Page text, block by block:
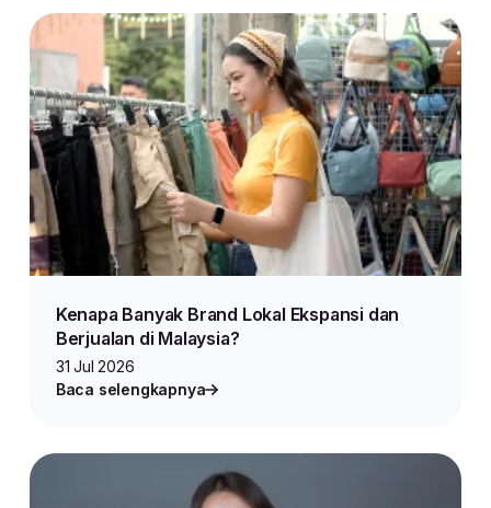
Kenapa Banyak Brand Lokal Ekspansi dan
Berjualan di Malaysia?
31 Jul 2026
Baca selengkapnya